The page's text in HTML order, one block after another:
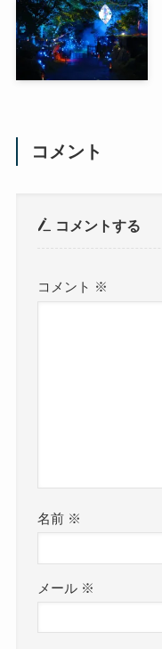
コメント
コメントする
コメント ※
名前 ※
メール ※